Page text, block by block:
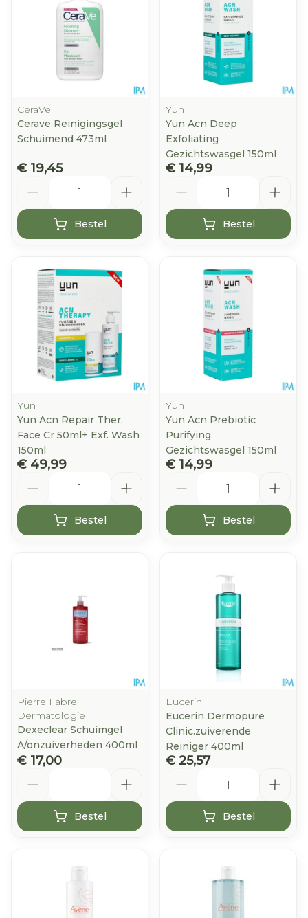
CeraVe
Cerave Reinigingsgel
Schuimend 473ml
€ 19,45
Bestel
Yun
Yun Acn Deep
Exfoliating
Gezichtswasgel 150ml
€ 14,99
Bestel
Yun
Yun Acn Repair Ther.
Face Cr 50ml+ Exf. Wash
150ml
€ 49,99
Bestel
Yun
Yun Acn Prebiotic
Purifying
Gezichtswasgel 150ml
€ 14,99
Bestel
Pierre Fabre
Dermatologie
Dexeclear Schuimgel
A/onzuiverheden 400ml
€ 17,00
Bestel
Eucerin
Eucerin Dermopure
Clinic.zuiverende
Reiniger 400ml
€ 25,57
Bestel